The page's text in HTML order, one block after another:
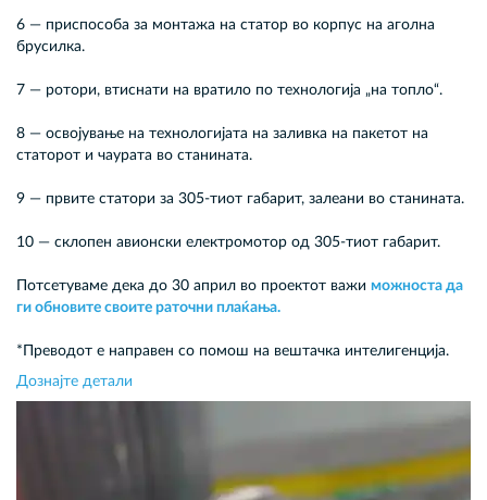
6 — приспособа за монтажа на статор во корпус на аголна
брусилка.
7 — ротори, втиснати на вратило по технологија „на топло“.
8 — освојување на технологијата на заливка на пакетот на
статорот и чаурата во станината.
9 — првите статори за 305-тиот габарит, залеани во станината.
10 — склопен авионски електромотор од 305-тиот габарит.
Потсетуваме дека до 30 април во проектот важи можноста да
ги обновите своите раточни плаќања.
*Преводот е направен со помош на вештачка интелигенција.
Дознајте детали